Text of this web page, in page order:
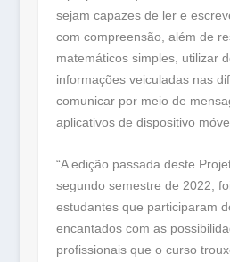
sejam capazes de ler e
com compreensão, além de
matemáticos simples, utilizar
informações veiculadas nas
comunicar por meio de
aplicativos de dispositivo
“A edição passada deste
segundo semestre de 2022,
estudantes que participaram
encantados com as
profissionais que o curso